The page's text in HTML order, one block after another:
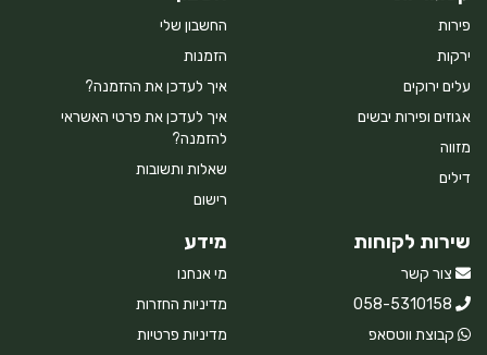
פירות
ירקות
עלים ירוקים
אגוזים ופירות יבשים
מזווה
דילים
החשבון שלי
הזמנות
איך לעדכן את ההזמנה?
איך לעדכן את פרטי האשראי
להזמנה?
שאלות ותשובות
רישום
שירות לקוחות
צור קשר
058-5310158
קבוצת ווטסאפ
מידע
מי אנחנו
מדיניות החזרות
מדיניות פרטיות